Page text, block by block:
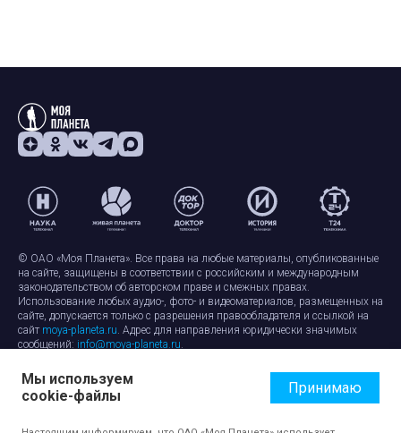
© ОАО «Моя Планета». Все права на любые материалы, опубликованные
на сайте, защищены в соответствии с российским и международным
законодательством об авторском праве и смежных правах.
Использование любых аудио-, фото- и видеоматериалов, размещенных на
сайте, допускается только с разрешения правообладателя и ссылкой на
сайт moya-planeta.ru. Адрес для направления юридически значимых
сообщений: info@moya-planeta.ru.
Правила сайтаРабота с cookie-файлами
Защита персональных данных
Обработка персональных данных
Мы используем
cookie-файлы
Принимаю